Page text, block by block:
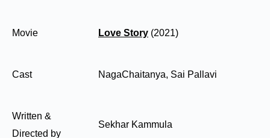
Movie Love Story (2021)
Cast NagaChaitanya, Sai Pallavi
Written &
Directed by
Sekhar Kammula